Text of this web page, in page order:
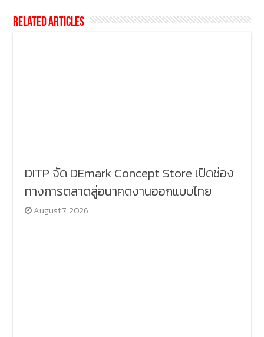
Related Articles
DITP จัด DEmark Concept Store เปิดช่อง
ทางการตลาดสู่อนาคตงานออกแบบไทย
August 7, 2026